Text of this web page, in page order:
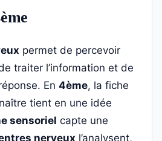
permet de percevoir
traiter l’information et de
En 4ème, la fiche
tient en une idée
sensoriel capte une
nerveux l’analysent,